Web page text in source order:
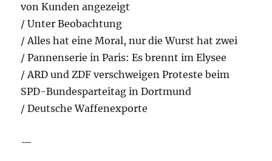
von Kunden angezeigt
/ Unter Beobachtung
/ Alles hat eine Moral, nur die Wurst hat zwei
/ Pannenserie in Paris: Es brennt im Elysee
/ ARD und ZDF verschweigen Proteste beim
SPD-Bundesparteitag in Dortmund
/ Deutsche Waffenexporte
—